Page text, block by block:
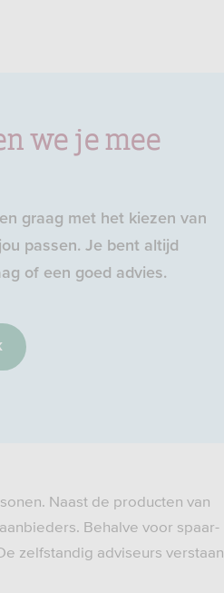
we je mee
graag met het kiezen van
passen. Je bent altijd
of een goed advies.
Naast de producten van
Behalve voor spaar-
zelfstandig adviseurs verstaan